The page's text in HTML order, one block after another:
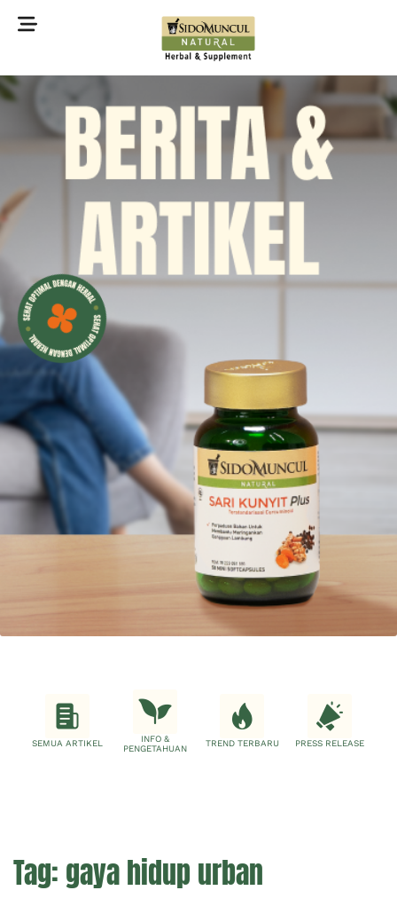
©2022 Sidomuncul Natural All right reserved
SEMUA ARTIKEL
INFO &
PENGETAHUAN
TREND TERBARU PRESS RELEASE
Tag: gaya hidup urban